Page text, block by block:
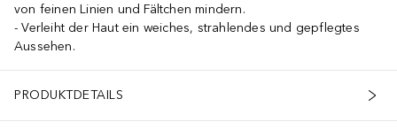
von feinen Linien und Fältchen mindern.
Verleiht der Haut ein weiches, strahlendes und gepflegtes
Aussehen.
PRODUKTDETAILS
Kollagen verbessert dieses Gelserum die